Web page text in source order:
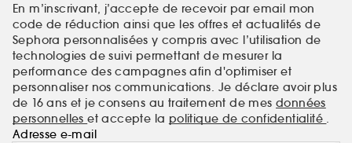
En m’inscrivant, j’accepte de recevoir par email mon
code de réduction ainsi que les offres et actualités de
Sephora personnalisées y compris avec l’utilisation de
technologies de suivi permettant de mesurer la
performance des campagnes afin d'optimiser et
personnaliser nos communications. Je déclare avoir plus
de 16 ans et je consens au traitement de mes données
personnelleset accepte la politique de confidentialité .
Adresse e-mail